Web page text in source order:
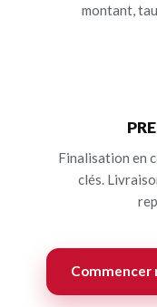
montant,
Finalisation en
clés.